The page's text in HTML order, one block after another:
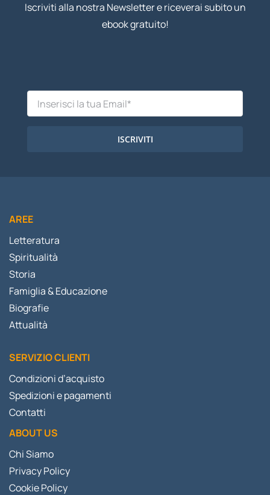
Iscriviti alla nostra Newsletter e riceverai subito un
ebook gratuito!
ISCRIVITI
AREE
Letteratura
Spiritualità
Storia
Famiglia & Educazione
Biografie
Attualità
SERVIZIO CLIENTI
Condizioni d’acquisto
Spedizioni e pagamenti
Contatti
ABOUT US
Chi Siamo
Privacy Policy
Cookie Policy